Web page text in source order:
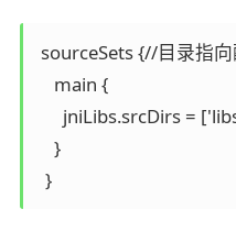
sourceSets {//目录指
    main {
jniLibs.srcDirs =
    }
  }